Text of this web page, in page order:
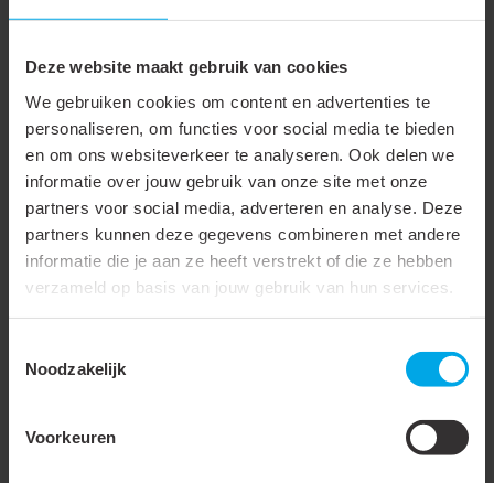
Deze website maakt gebruik van cookies
We gebruiken cookies om content en advertenties te
personaliseren, om functies voor social media te bieden
en om ons websiteverkeer te analyseren. Ook delen we
informatie over jouw gebruik van onze site met onze
partners voor social media, adverteren en analyse. Deze
partners kunnen deze gegevens combineren met andere
informatie die je aan ze heeft verstrekt of die ze hebben
verzameld op basis van jouw gebruik van hun services.
Noodzakelijk
Voorkeuren
terugloop
Met eindvergrendeling
Krimpvorm
Zeskant (hexagonaal)
Geschikt voor BNC
stekker
Geschikt voor Sub-D
stekker
Geschikt voor F-stekker
Met eindvergrendeling (bij
gereedschappen)